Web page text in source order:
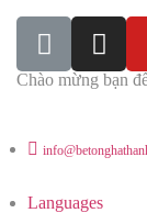
Chào mừng bạn
Languages